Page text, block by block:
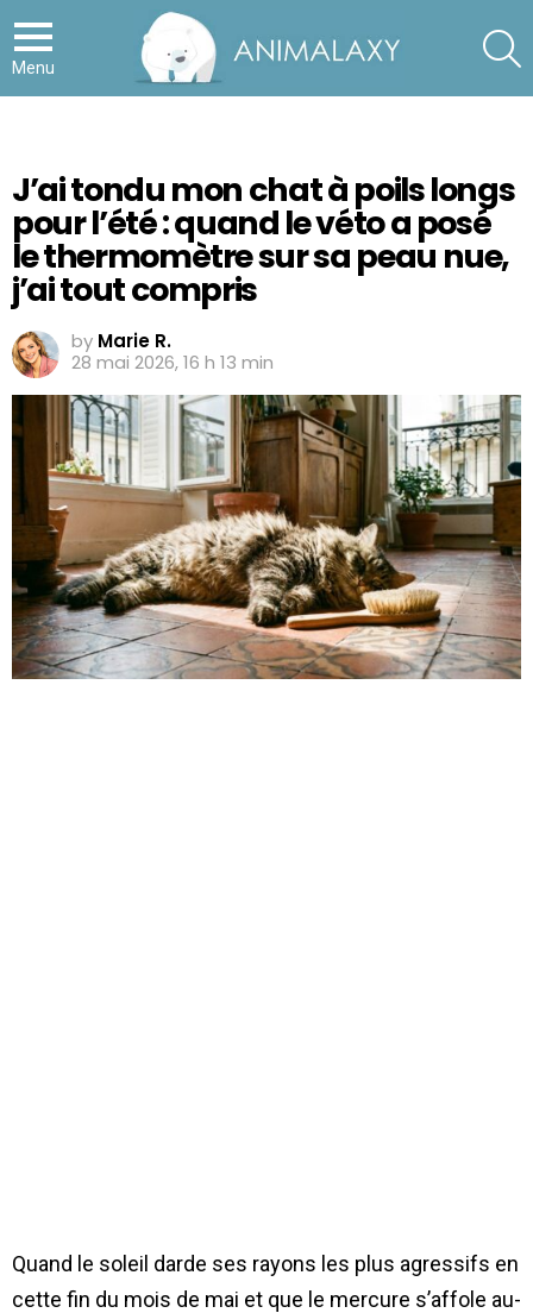
Menu
J’ai tondu mon chat à poils longs
pour l’été : quand le véto a posé
le thermomètre sur sa peau nue,
j’ai tout compris
by Marie R.
28 mai 2026, 16 h 13 min
Quand le soleil darde ses rayons les plus agressifs en
cette fin du mois de mai et que le mercure s’affole au-